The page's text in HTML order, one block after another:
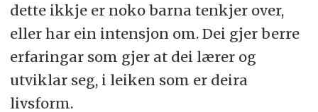
dette ikkje er noko barna tenkjer over,
eller har ein intensjon om. Dei gjer berre
erfaringar som gjer at dei lærer og
utviklar seg, i leiken som er deira
livsform.